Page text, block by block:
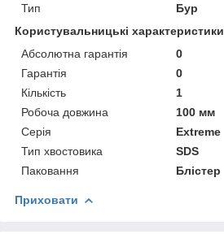
Тип
Бур
Користувальницькі характеристики
Абсолютна гарантія
0
Гарантія
0
Кількість
1
Робоча довжина
100 мм
Серія
Extreme
Тип хвостовика
SDS
Паковання
Блістер
Приховати